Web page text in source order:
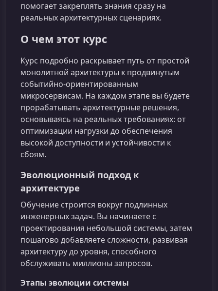
помогает закреплять знания сразу на
реальных архитектурных сценариях.
О чем этот курс
Курс подробно раскрывает путь от простой
монолитной архитектуры к продвинутым
событийно-ориентированным
микросервисам. На каждом этапе вы будете
прорабатывать архитектурные решения,
основываясь на реальных требованиях: от
оптимизации нагрузки до обеспечения
высокой доступности и устойчивости к
сбоям.
Эволюционный подход к
архитектуре
Обучение строится вокруг подлинных
инженерных задач. Вы начинаете с
проектирования небольшой системы, затем
пошагово добавляете сложности, развивая
архитектуру до уровня, способного
обслуживать миллионы запросов.
Этапы эволюции системы